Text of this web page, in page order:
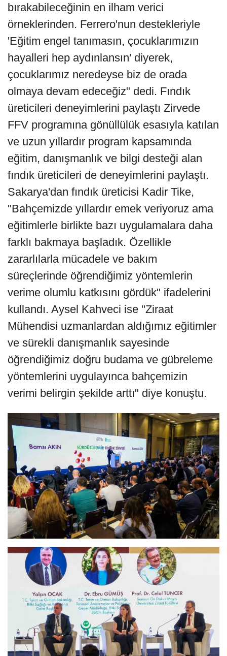
bırakabileceğinin en ilham verici
örneklerinden. Ferrero'nun destekleriyle
'Eğitim engel tanımasın, çocuklarımızın
hayalleri hep aydınlansın' diyerek,
çocuklarımız neredeyse biz de orada
olmaya devam edeceğiz" dedi. Fındık
üreticileri deneyimlerini paylaştı Zirvede
FFV programına gönüllülük esasıyla katılan
ve uzun yıllardır program kapsamında
eğitim, danışmanlık ve bilgi desteği alan
fındık üreticileri de deneyimlerini paylaştı.
Sakarya'dan fındık üreticisi Kadir Tike,
"Bahçemizde yıllardır emek veriyoruz ama
eğitimlerle birlikte bazı uygulamalara daha
farklı bakmaya başladık. Özellikle
zararlılarla mücadele ve bakım
süreçlerinde öğrendiğimiz yöntemlerin
verime olumlu katkısını gördük" ifadelerini
kullandı. Aysel Kahveci ise "Ziraat
Mühendisi uzmanlardan aldığımız eğitimler
ve sürekli danışmanlık sayesinde
öğrendiğimiz doğru budama ve gübreleme
yöntemlerini uygulayınca bahçemizin
verimi belirgin şekilde arttı" diye konuştu.